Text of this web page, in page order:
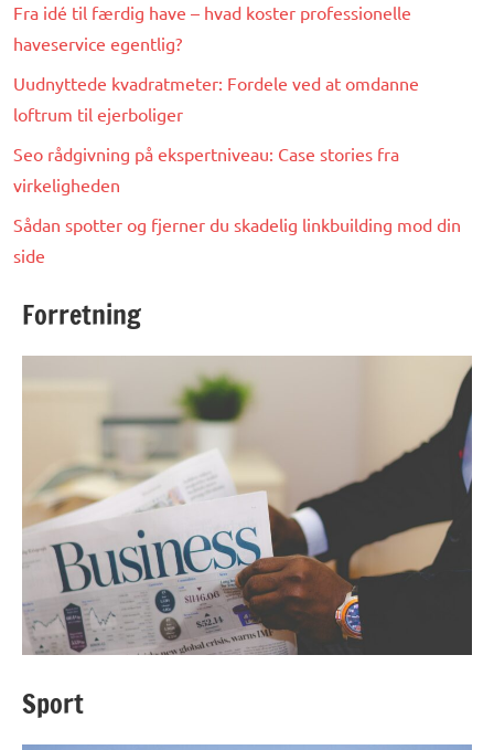
Fra idé til færdig have – hvad koster professionelle
haveservice egentlig?
Uudnyttede kvadratmeter: Fordele ved at omdanne
loftrum til ejerboliger
Seo rådgivning på ekspertniveau: Case stories fra
virkeligheden
Sådan spotter og fjerner du skadelig linkbuilding mod din
side
Forretning
Sport